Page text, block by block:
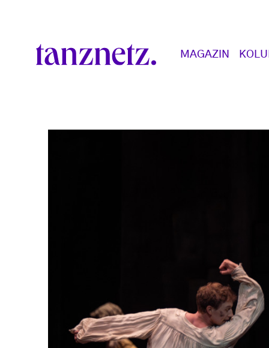
Main navigation
MAGAZIN